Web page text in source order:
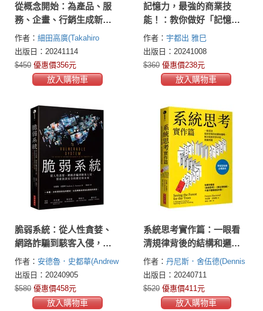
從概念開始：為產品、服
務、企畫、行銷生成新價
值的方法
作者： 細田高廣(Takahiro
Hosoda)
出版日：20241114
$450 優惠價356元
放入購物車
記憶力，最強的商業技
能！：教你做好「記憶管
理」，精進學習力、理解
力，讓工作和學習更高效
作者： 宇都出 雅巳
出版日：20241008
$360 優惠價238元
放入購物車
脆弱系統：從人性貪婪、
網路詐騙到駭客入侵，探
索資訊安全的歷史和未來
作者： 安德魯．史都華(Andrew
J. Stewart)
出版日：20240905
$580 優惠價458元
放入購物車
系統思考實作篇：一眼看
清規律背後的結構和邏
輯，解決現實世界中的複
雜問題
作者： 丹尼斯．舍伍德(Dennis
Sherwood)
出版日：20240711
$520 優惠價411元
放入購物車